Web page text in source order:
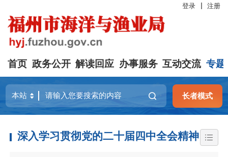
登录 注册
首页 政务公开 解读回应 办事服务 互动交流 专题
长者模式
深入学习贯彻党的二十届四中全会精神